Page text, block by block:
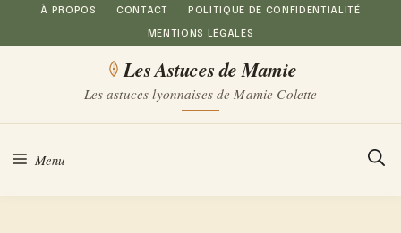
Aller
au
À PROPOS CONTACT POLITIQUE DE CONFIDENTIALITÉ
MENTIONS LÉGALES
Les Astuces de Mamie
Les astuces lyonnaises de Mamie Colette
Menu